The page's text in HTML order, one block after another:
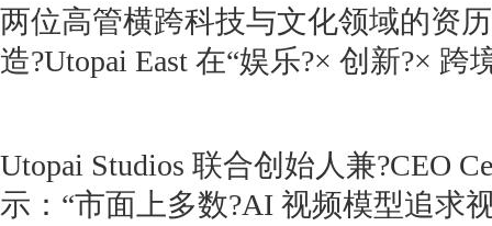
两位高管横跨科技与文化领域的资
造?Utopai East 在“娱乐?× 创新?× 跨
Utopai Studios 联合创始人兼?CEO
示：“市面上多数?AI 视频模型追求